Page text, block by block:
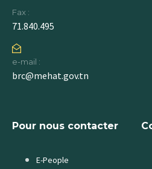
Fax :
71.840.495
e-mail :
brc@mehat.gov.tn
Pour nous contacter
E-People